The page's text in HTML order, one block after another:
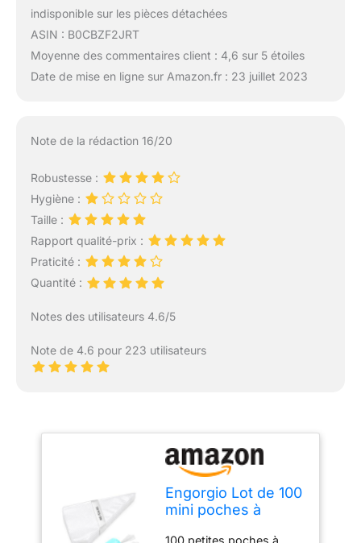
indisponible sur les pièces détachées
ASIN : B0CBZF2JRT
Moyenne des commentaires client : 4,6 sur 5 étoiles
Date de mise en ligne sur Amazon.fr : 23 juillet 2023
Note de la rédaction 16/20
Robustesse :
Hygiène :
Taille :
Rapport qualité-prix :
Praticité :
Quantité :
Notes des utilisateurs 4.6/5
Note de 4.6 pour 223 utilisateurs
Engorgio Lot de 100
mini poches à
100 petites poches à